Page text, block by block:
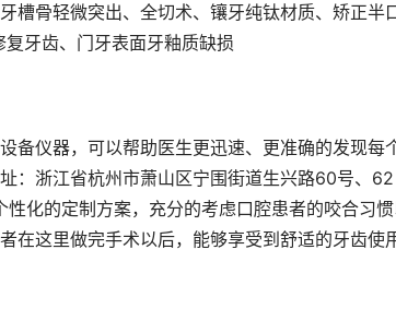
槽骨轻微突出、全切术、镶牙纯钛材质、矫正半
牙齿、门牙表面牙釉质缺损
备仪器，可以帮助医生更迅速、更准确的发现每
：浙江省杭州市萧山区宁围街道生兴路60号、62
化的定制方案，充分的考虑口腔患者的咬合习
在这里做完手术以后，能够享受到舒适的牙齿使